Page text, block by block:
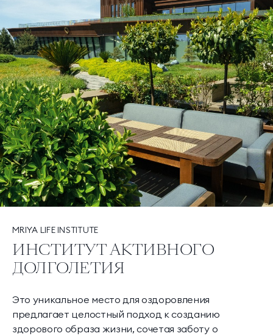
MRIYA LIFE INSTITUTE
ИНСТИТУТ АКТИВНОГО
ДОЛГОЛЕТИЯ
Это уникальное место для оздоровления
предлагает целостный подход к созданию
здорового образа жизни, сочетая заботу о